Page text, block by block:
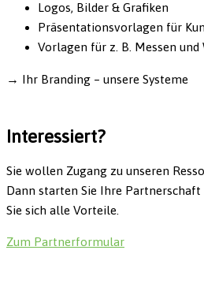
Logos, Bilder & Grafiken
Präsentationsvorlagen für
Vorlagen für z. B. Messen
→ Ihr Branding – unsere Systeme
Interessiert?
Sie wollen Zugang zu unseren
Dann starten Sie Ihre
Sie sich alle Vorteile.
Zum Partnerformular